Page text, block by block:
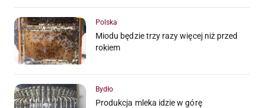
Polska
Miodu będzie trzy razy więcej niż przed
rokiem
Bydło
Produkcja mleka idzie w górę